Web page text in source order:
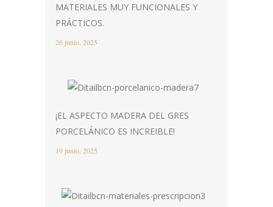
MATERIALES MUY FUNCIONALES Y
PRÁCTICOS.
26 junio, 2025
¡EL ASPECTO MADERA DEL GRES
PORCELÁNICO ES INCREIBLE!
19 junio, 2025